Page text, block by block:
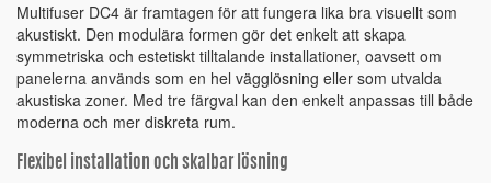
Multifuser DC4 är framtagen för att fungera lika bra visuellt som
akustiskt. Den modulära formen gör det enkelt att skapa
symmetriska och estetiskt tilltalande installationer, oavsett om
panelerna används som en hel vägglösning eller som utvalda
akustiska zoner. Med tre färgval kan den enkelt anpassas till både
moderna och mer diskreta rum.
Flexibel installation och skalbar lösning